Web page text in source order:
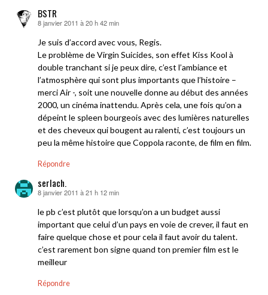
BSTR
dit :
8 janvier 2011 à 20 h 42 min
Je suis d’accord avec vous, Regis.
Le problème de Virgin Suicides, son effet Kiss Kool à
double tranchant si je peux dire, c’est l’ambiance et
l’atmosphère qui sont plus importants que l’histoire –
merci Air -, soit une nouvelle donne au début des années
2000, un cinéma inattendu. Après cela, une fois qu’on a
dépeint le spleen bourgeois avec des lumières naturelles
et des cheveux qui bougent au ralenti, c’est toujours un
peu la même histoire que Coppola raconte, de film en film.
Répondre
serlach.
dit :
8 janvier 2011 à 21 h 12 min
le pb c’est plutôt que lorsqu’on a un budget aussi
important que celui d’un pays en voie de crever, il faut en
faire quelque chose et pour cela il faut avoir du talent.
c’est rarement bon signe quand ton premier film est le
meilleur
Répondre